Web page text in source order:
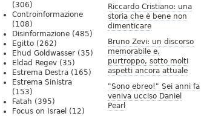
Riccardo Cristiano: una
storia che è bene non
dimenticare
Bruno Zevi: un discorso
memorabile e,
purtroppo, sotto molti
aspetti ancora attuale
"Sono ebreo!" Sei anni fa
veniva ucciso Daniel
Pearl
(306)
Controinformazione
(108)
Disinformazione (485)
Egitto (262)
Ehud Goldwasser (35)
Eldad Regev (35)
Estrema Destra (165)
Estrema Sinistra
(153)
Fatah (395)
Focus on Israel (12)